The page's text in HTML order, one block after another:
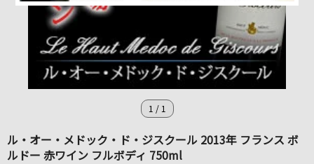
1 / 1
ル・オー・メドック・ド・ジスクール 2013年 フランス ボ
ルドー 赤ワイン フルボディ 750ml